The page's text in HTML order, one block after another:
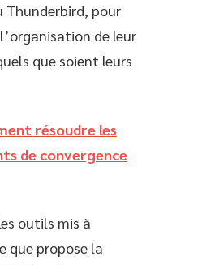
Thunderbird, pour
de leur
que soient leurs
résoudre les
de convergence
outils mis à
que propose la